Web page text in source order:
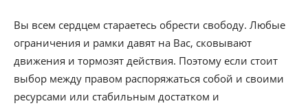
Вы всем сердцем стараетесь обрести свободу. Любые
ограничения и рамки давят на Вас, сковывают
движения и тормозят действия. Поэтому если стоит
выбор между правом распоряжаться собой и своими
ресурсами или стабильным достатком и